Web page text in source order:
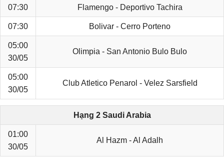
07:30 Flamengo - Deportivo Tachira
07:30 Bolivar - Cerro Porteno
05:00
30/05
Olimpia - San Antonio Bulo Bulo
05:00
30/05
Club Atletico Penarol - Velez Sarsfield
Hạng 2 Saudi Arabia
01:00
30/05
Al Hazm - Al Adalh